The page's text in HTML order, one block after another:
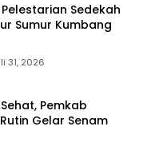
Sedekah
Sumur Kumbang
31, 2026
Pemkab
Gelar Senam